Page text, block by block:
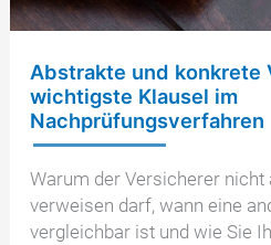
Abstrakte und konkrete
wichtigste Klausel im
Nachprüfungsverfahren
Warum der Versicherer nicht
verweisen darf, wann eine
vergleichbar ist und wie Sie